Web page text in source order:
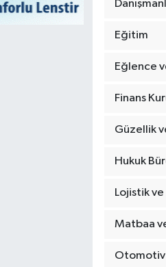
Eğitim
Eğlence
Finans
Güzellik
Hukuk
Lojistik
Matbaa
Otomotiv